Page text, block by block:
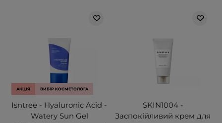
АКЦІЯ ВИБІР КОСМЕТОЛОГА
Isntree - Hyaluronic Acid -
Watery Sun Gel
SKIN1004 -
Заспокійливий крем для